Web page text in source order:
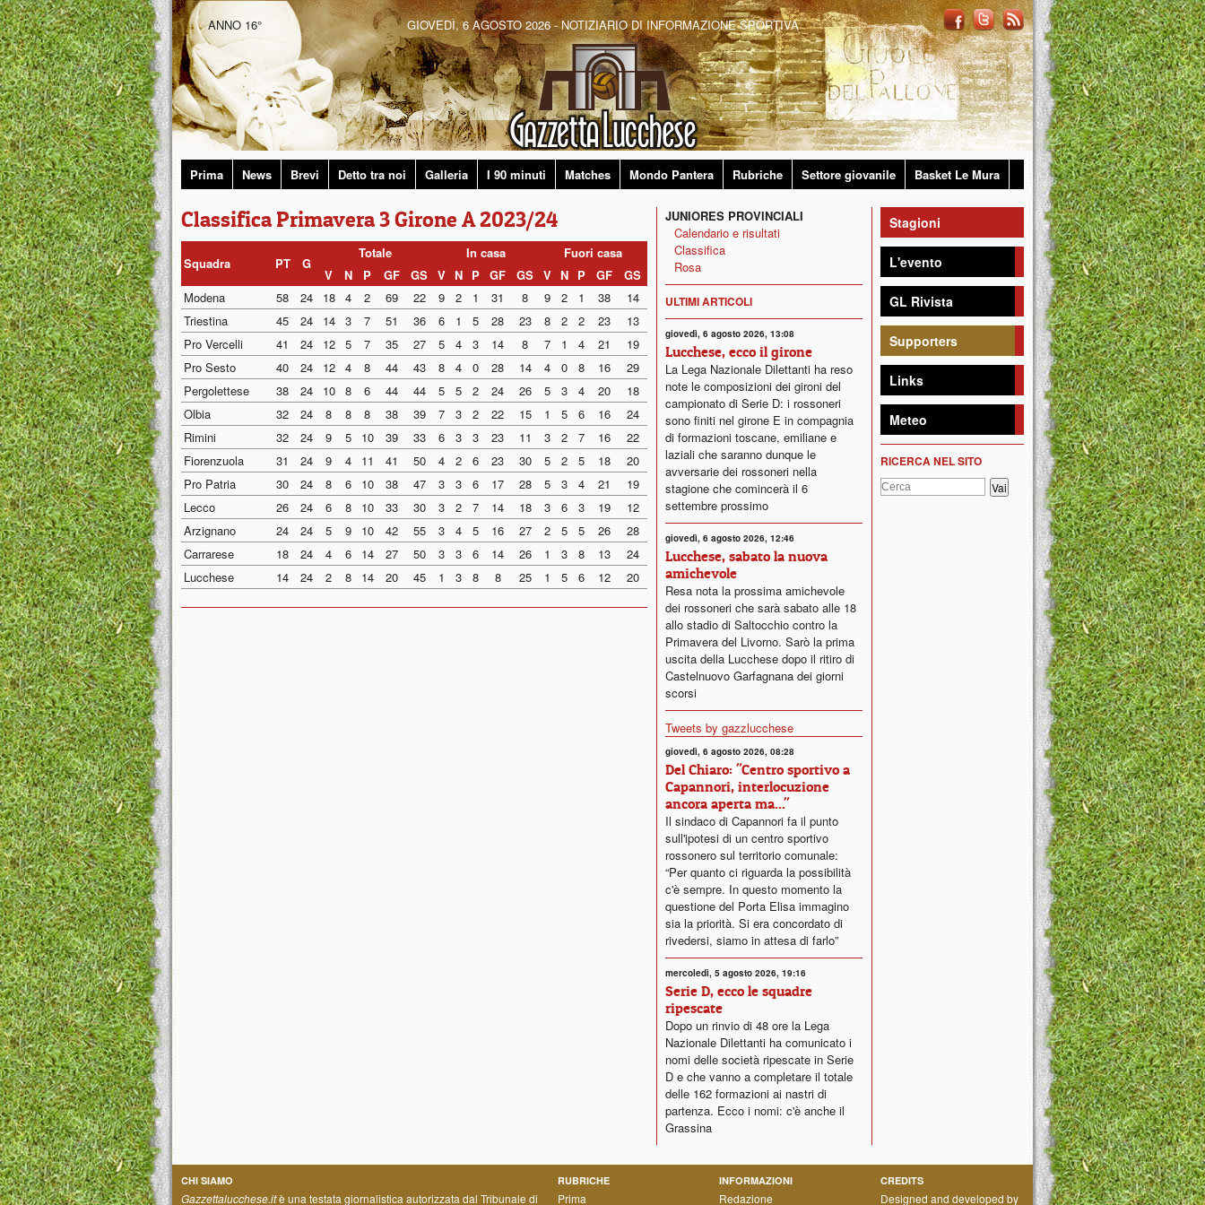
ANNO 16° GIOVEDÌ, 6 AGOSTO 2026 - NOTIZIARIO DI INFORMAZIONE SPORTIVA
Prima News Brevi Detto tra noi Galleria I 90 minuti Matches Mondo Pantera Rubriche Settore giovanile Basket Le Mura
Classifica Primavera 3 Girone A 2023/24
Squadra PT G
Totale In casa
Fuori casa
V
N P GF GS V N P GF GS V N P GF
GS
Modena
58 24 18 4 2 69 22 9 2 1 31 8 9 2 1 38
14
Triestina
45 24 14 3 7 51 36 6 1 5 28 23 8 2 2 23
13
Pro Vercelli
41 24 12 5 7 35 27 5 4 3 14 8 7 1 4 21
19
Pro Sesto
40 24 12 4 8 44 43 8 4 0 28 14 4 0 8 16
29
Pergolettese
38 24 10 8 6 44 44 5 5 2 24 26 5 3 4 20
18
Olbia
32 24 8 8 8 38 39 7 3 2 22 15 1 5 6 16
24
Rimini
32 24 9 5 10 39 33 6 3 3 23 11 3 2 7 16
22
Fiorenzuola
31 24 9 4 11 41 50 4 2 6 23 30 5 2 5 18
20
Pro Patria
30 24 8 6 10 38 47 3 3 6 17 28 5 3 4 21
19
Lecco
26 24 6 8 10 33 30 3 2 7 14 18 3 6 3 19
12
Arzignano
24 24 5 9 10 42 55 3 4 5 16 27 2 5 5 26
28
Carrarese
18 24 4 6 14 27 50 3 3 6 14 26 1 3 8 13
24
Lucchese
14 24 2 8 14 20 45 1 3 8 8 25 1 5 6 12 20
JUNIORES PROVINCIALI
Calendario e risultati
Classifica
Rosa
ULTIMI ARTICOLI
giovedì, 6 agosto 2026, 13:08
Lucchese, ecco il girone
La Lega Nazionale Dilettanti ha reso
note le composizioni dei gironi del
campionato di Serie D: i rossoneri
sono finiti nel girone E in compagnia
di formazioni toscane, emiliane e
laziali che saranno dunque le
avversarie dei rossoneri nella
stagione che comincerà il 6
settembre prossimo
giovedì, 6 agosto 2026, 12:46
Lucchese, sabato la nuova
amichevole
Resa nota la prossima amichevole
dei rossoneri che sarà sabato alle 18
allo stadio di Saltocchio contro la
Primavera del Livorno. Sarò la prima
uscita della Lucchese dopo il ritiro di
Castelnuovo Garfagnana dei giorni
scorsi
Tweets by gazzlucchese
giovedì, 6 agosto 2026, 08:28
Del Chiaro: "Centro sportivo a
Capannori, interlocuzione
ancora aperta ma..."
Il sindaco di Capannori fa il punto
sull'ipotesi di un centro sportivo
rossonero sul territorio comunale:
“Per quanto ci riguarda la possibilità
c'è sempre. In questo momento la
questione del Porta Elisa immagino
sia la priorità. Si era concordato di
rivedersi, siamo in attesa di farlo”
mercoledì, 5 agosto 2026, 19:16
Serie D, ecco le squadre
ripescate
Dopo un rinvio di 48 ore la Lega
Nazionale Dilettanti ha comunicato i
nomi delle società ripescate in Serie
D e che vanno a completare il totale
delle 162 formazioni ai nastri di
partenza. Ecco i nomi: c'è anche il
Grassina
Stagioni
L'evento
GL Rivista
Supporters
Links
Meteo
RICERCA NEL SITO
CHI SIAMO
Gazzettalucchese.itè una testata giornalistica autorizzata dal Tribunale di
RUBRICHE
Prima
INFORMAZIONI
Redazione
CREDITS
Designed and developed by